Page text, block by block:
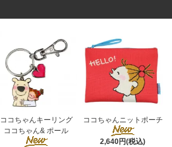
ココちゃんキーリング
ココちゃん& ポール
ココちゃんニットポーチ
2,640円(税込)